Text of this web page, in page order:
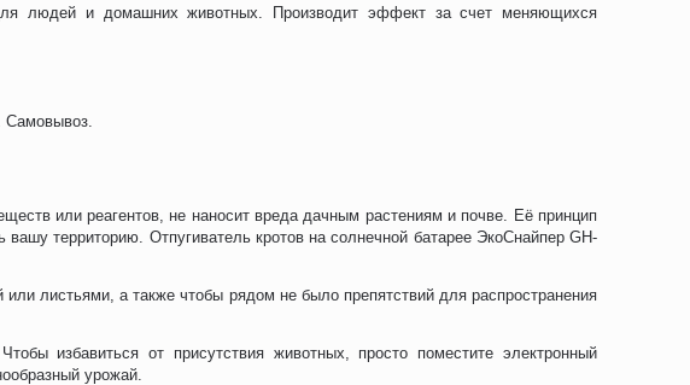
людей и домашних животных. Производит эффект за счет меняющихся
Самовывоз.
или реагентов, не наносит вреда дачным растениям и почве. Её принцип
территорию. Отпугиватель кротов на солнечной батарее ЭкоСнайпер GH-
листьями, а также чтобы рядом не было препятствий для распространения
избавиться от присутствия животных, просто поместите электронный
урожай.